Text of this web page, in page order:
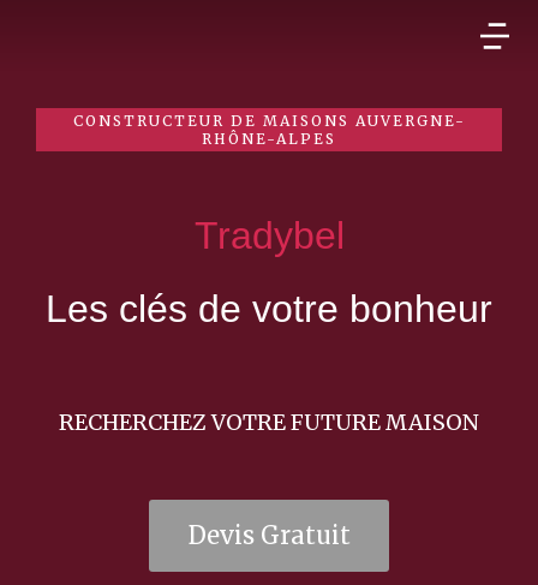
CONSTRUCTEUR DE MAISONS AUVERGNE-
RHÔNE-ALPES
Tradybel
Les clés de votre bonheur
RECHERCHEZ VOTRE FUTURE MAISON
Devis Gratuit